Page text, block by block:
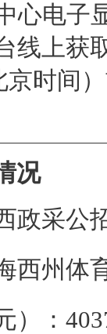
心电子
线上获
北京
况
政采公
西州体
）：